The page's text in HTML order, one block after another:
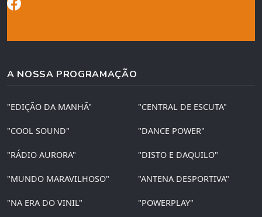
A NOSSA PROGRAMAÇÃO
"EDIÇÃO DA MANHÃ" "CENTRAL DE ESCUTA"
"COOL SOUND" "DANCE POWER"
"RÁDIO AURORA" "DISTO E DAQUILO"
"MUNDO MARAVILHOSO" "ANTENA DESPORTIVA"
"NA ERA DO VINIL" "POWERPLAY"